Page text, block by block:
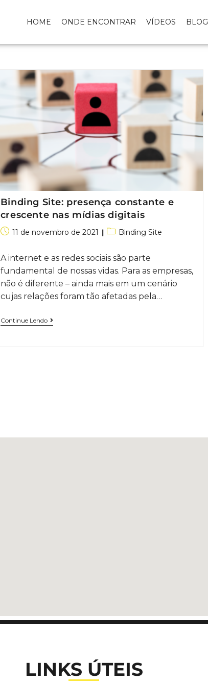
HOME ONDE ENCONTRAR VÍDEOS BLOG
Binding Site: presença constante e
crescente nas mídias digitais
11 de novembro de 2021 Binding Site
A internet e as redes sociais são parte
fundamental de nossas vidas. Para as empresas,
não é diferente – ainda mais em um cenário
cujas relações foram tão afetadas pela…
Continue Lendo
LINKS ÚTEIS